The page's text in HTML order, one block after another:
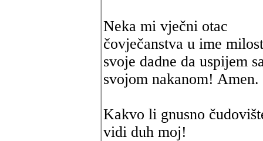
Neka mi vječni otac
čovječanstva u ime
svoje dadne da uspijem
svojom nakanom! Amen.
Kakvo li gnusno
vidi duh moj!